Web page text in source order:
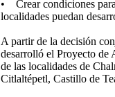
• Crear condiciones para
localidades puedan
A partir de la decisión
desarrolló el Proyecto de
de las localidades de
Citlaltépetl, Castillo de